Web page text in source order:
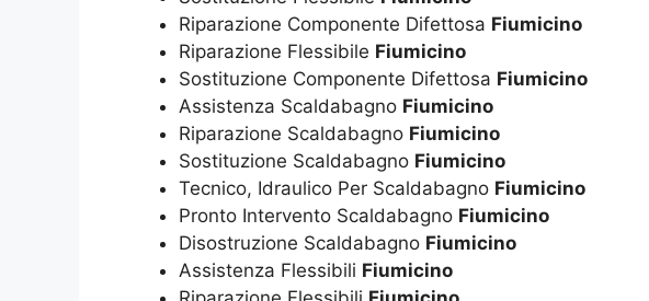
Riparazione Componente Difettosa Fiumicino
Riparazione Flessibile Fiumicino
Sostituzione Componente Difettosa Fiumicino
Assistenza Scaldabagno Fiumicino
Riparazione Scaldabagno Fiumicino
Sostituzione Scaldabagno Fiumicino
Tecnico, Idraulico Per Scaldabagno Fiumicino
Pronto Intervento Scaldabagno Fiumicino
Disostruzione Scaldabagno Fiumicino
Assistenza Flessibili Fiumicino